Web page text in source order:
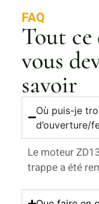
FAQ
Tout ce
vous
savoir
Où puis-je
d’ouverture/
Le moteur
trappe a été